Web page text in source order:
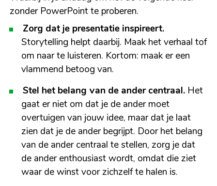
zonder PowerPoint te proberen.
Zorg dat je presentatie inspireert.
Storytelling helpt daarbij. Maak het verhaal tof
om naar te luisteren. Kortom: maak er een
vlammend betoog van.
Stel het belang van de ander centraal. Het
gaat er niet om dat je de ander moet
overtuigen van jouw idee, maar dat je laat
zien dat je de ander begrijpt. Door het belang
van de ander centraal te stellen, zorg je dat
de ander enthousiast wordt, omdat die ziet
waar de winst voor zichzelf te halen is.